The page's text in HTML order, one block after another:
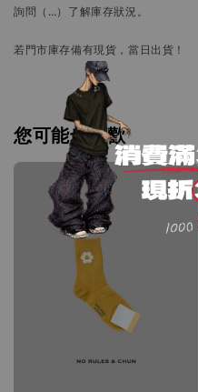
詢問 （…） 了解庫存狀況。
若門市庫存備有現貨，當日出貨！
您可能也喜歡